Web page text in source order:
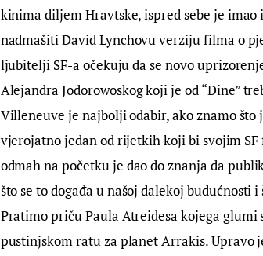
kinima diljem Hravtske, ispred sebe je
nadmašiti David Lynchovu verziju filma o
ljubitelji SF-a očekuju da se novo
Alejandra Jodorowoskog koji je od “Dine”
Villeneuve je najbolji odabir, ako znamo što
vjerojatno jedan od rijetkih koji bi svojim
odmah na početku je dao do znanja da
što se to događa u našoj dalekoj
Pratimo priču Paula Atreidesa kojega
pustinjskom ratu za planet Arrakis. Upravo